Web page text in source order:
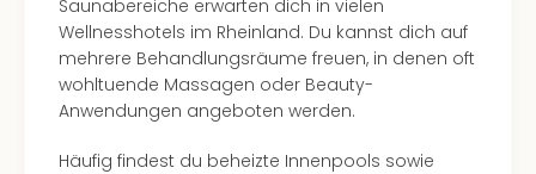
Saunabereiche erwarten dich in vielen
Wellnesshotels im Rheinland. Du kannst dich auf
mehrere Behandlungsräume freuen, in denen oft
wohltuende Massagen oder Beauty-
Anwendungen angeboten werden.
Häufig findest du beheizte Innenpools sowie